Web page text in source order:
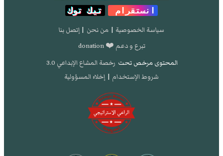
انستقرام
تيك توك
سياسة الخصوصية | من نحن | إتصل بنا
تبرع و دعم ❤️ donation
المحتوى مرخص تحت رخصة المشاع الإبداعي 3.0
شروط الإستخدام | إخلاء المسؤولية